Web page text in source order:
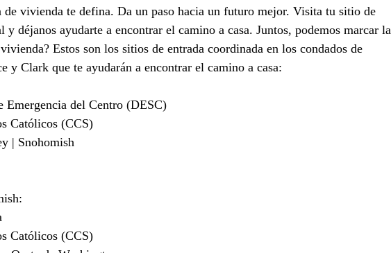
vivienda te defina. Da un paso hacia un futuro mejor. Visita tu sitio de
y déjanos ayudarte a encontrar el camino a casa. Juntos, podemos marcar la
Estos son los sitios de entrada coordinada en los condados de
y Clark que te ayudarán a encontrar el camino a casa:
Emergencia del Centro (DESC)
Católicos (CCS)
| Snohomish
Católicos (CCS)